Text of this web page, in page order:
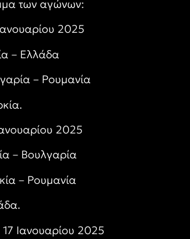
των αγώνων:
2025
– Ελλάδα
– Ρουμανία
2025
– Βουλγαρία
– Ρουμανία
Ιανουαρίου 2025